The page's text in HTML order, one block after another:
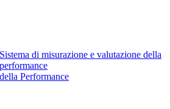
Sistema di misurazione e valutazione della
performance
Performance